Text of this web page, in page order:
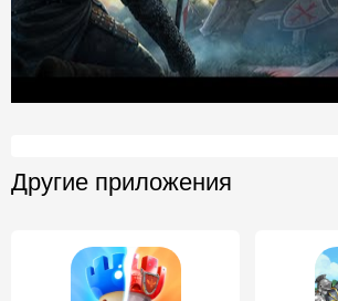
Другие приложения